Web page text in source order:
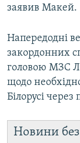
заявив Макей.
Напередодні
закордонних
головою МЗС
щодо
Білорусі через
Новини без